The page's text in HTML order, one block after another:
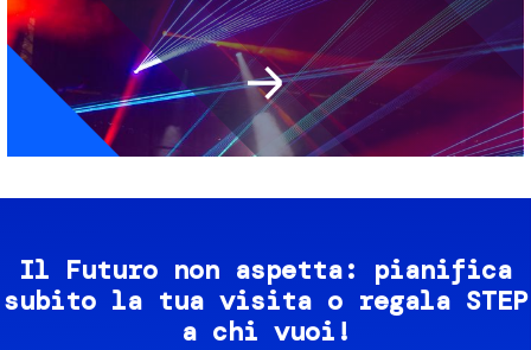
Il Futuro non aspetta: pianifica
subito la tua visita o regala STEP
a chi vuoi!